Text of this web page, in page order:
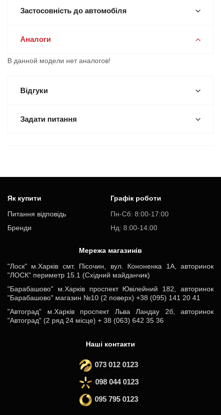
Застосовність до автомобіля
Аналоги
В данной модели нет аналогов!
Відгуки
Задати питання
Як купити
Питання відповідь
Бренди
Графік роботи
Пн-Cб: 8:00-17:00
Нд: 8:00-14:00
Мережа магазинів
"Лоск" м.Харків смт. Пісочин, вул. Кононенка 1А, авторинок
"ЛОСК" периметр 15.1 (Східний майданчик)
"Барабашово" м.Харків проспект Ювілейний 182, авторинок
"Барабашово" магазин №10 (2 поверх) +38 (095) 141 20 41
"Автоград" м.Харків проспект Льва Ландау 2б, авторинок
"Автоград" (2 ряд 24 місце) + 38 (063) 642 35 36
Наші контакти
073 012 0123
098 044 0123
095 795 0123